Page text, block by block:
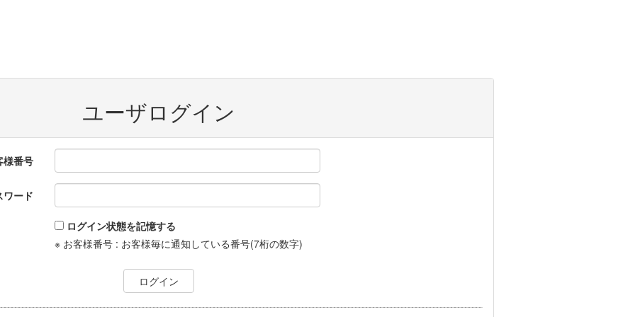
ユーザログイン
様番号
ワード
ログイン状態を記憶する
※ お客様番号 : お客様毎に通知している番号(7桁の数字)